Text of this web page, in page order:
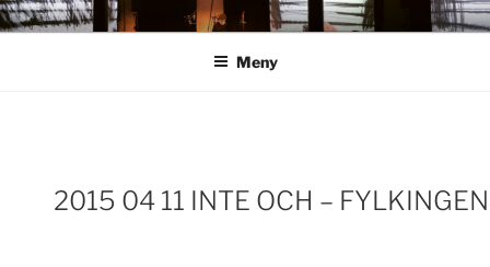
Hoppa
till
ANN ROSÉN
Meny
2015 04 11 INTE OCH – FYLKINGEN
Inläggsnavigering